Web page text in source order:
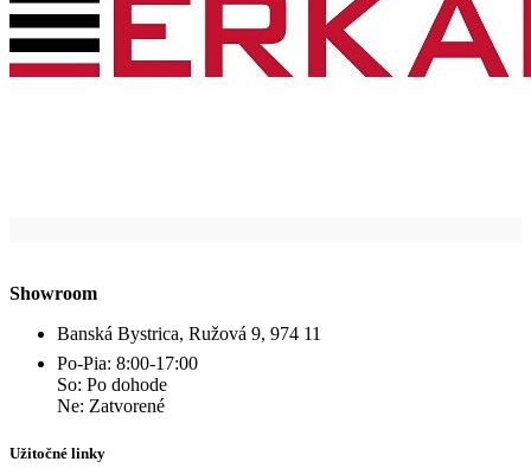
Showroom
Banská Bystrica, Ružová 9, 974 11
Po-Pia: 8:00-17:00
So: Po dohode
Ne: Zatvorené
Užitočné linky